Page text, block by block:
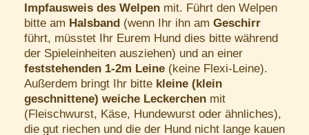
Impfausweis des Welpen mit. Führt den Welpen
bitte am Halsband (wenn Ihr ihn am Geschirr
führt, müsstet Ihr Eurem Hund dies bitte während
der Spieleinheiten ausziehen) und an einer
feststehenden 1-2m Leine (keine Flexi-Leine).
Außerdem bringt Ihr bitte kleine (klein
geschnittene) weiche Leckerchen mit
(Fleischwurst, Käse, Hundewurst oder ähnliches),
die gut riechen und die der Hund nicht lange kauen